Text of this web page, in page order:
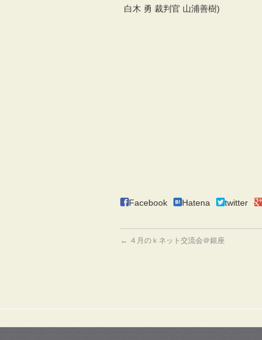
白木 勇 裁判官 山浦善樹)
Facebook Hatena twitter
← ４月のｋネット交流会＠銀座